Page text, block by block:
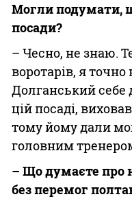
Могли подумати,
посади?
– Чесно, не знаю.
воротарів, я точно
Долганський себе
цій посаді,
тому йому дали
головним
– Що думаєте про
без перемог